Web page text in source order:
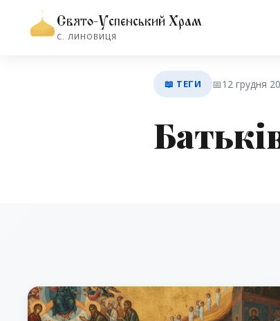
Свято-Успенський Храм
С. ЛИНОВИЦЯ
📖 ТЕГИ 📅12 грудня